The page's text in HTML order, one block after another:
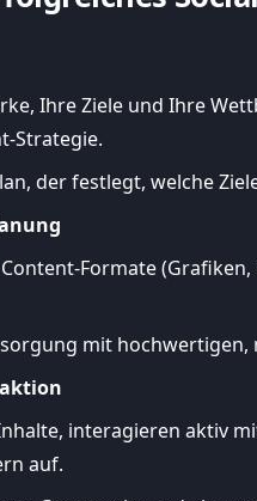
Ihre Ziele und Ihre
Strategie.
der festlegt, welche
Formate
mit
interagieren aktiv
auf.